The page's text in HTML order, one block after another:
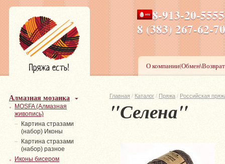
8-913-20-
8 (383) 267-
ПН-ПТ 8-17,СБ-ВС 9-
О
Главная / Каталог / Пряжа / Российская
"Селена"
Алмазная мозаика
MOSFA (Алмазная
живопись)
Картина стразами
(набор) Иконы
Картина стразами
(набор) разное
Иконы бисером